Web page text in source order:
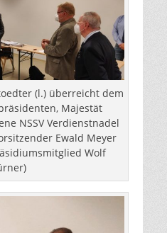
(l.) überreicht dem
Majestät
NSSV Verdienstnadel
Ewald Meyer
Wolf